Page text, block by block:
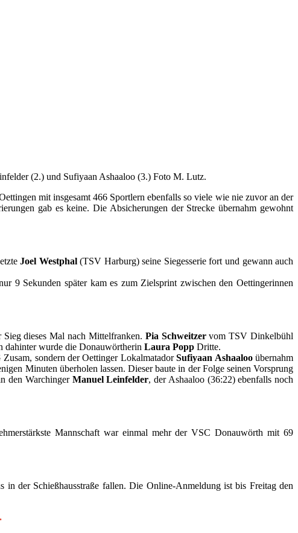
(2.) und Sufiyaan Ashaaloo (3.) Foto M. Lutz.
mit insgesamt 466 Sportlern ebenfalls so viele wie nie zuvor an der
gab es keine. Die Absicherungen der Strecke übernahm gewohnt
Joel Westphal(TSV Harburg) seine Siegesserie fort und gewann auch
9 Sekunden später kam es zum Zielsprint zwischen den Oettingerinnen
dieses Mal nach Mittelfranken. Pia Schweitzervom TSV Dinkelbühl
dahinter wurde die Donauwörtherin Laura Popp Dritte.
sondern der Oettinger LokalmatadorSufiyaan Ashaalooübernahm
Minuten überholen lassen. Dieser baute in der Folge seinen Vorsprung
den Warchinger Manuel Leinfelder, der Ashaaloo (36:22) ebenfalls noch
Mannschaft war einmal mehr der VSC Donauwörth mit 69
der Schießhausstraße fallen. Die Online-Anmeldung ist bis Freitag den